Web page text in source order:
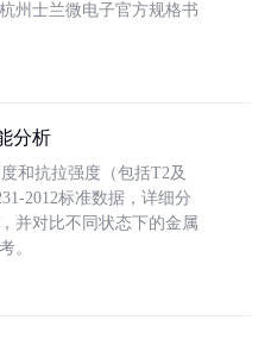
州士兰微电子官方规格书
分析
和抗拉强度（包括T2及
2012标准数据，详细分
并对比不同状态下的金属
。